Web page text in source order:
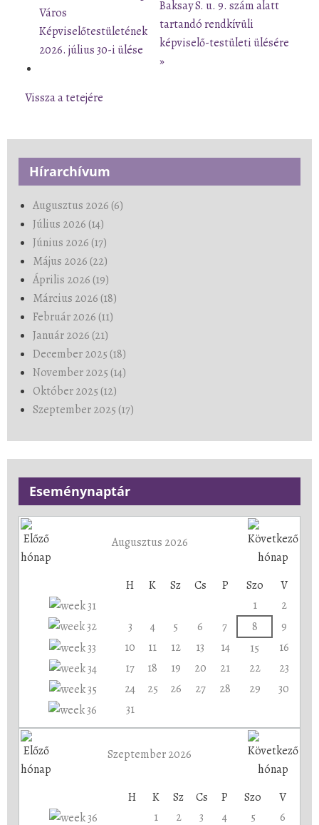
Város
Képviselőtestületének
2026. július 30-i ülése
Baksay S. u. 9. szám alatt
tartandó rendkívüli
képviselő-testületi ülésére
»
Vissza a tetejére
Hírarchívum
Augusztus 2026 (6)
Július 2026 (14)
Június 2026 (17)
Május 2026 (22)
Április 2026 (19)
Március 2026 (18)
Február 2026 (11)
Január 2026 (21)
December 2025 (18)
November 2025 (14)
Október 2025 (12)
Szeptember 2025 (17)
Eseménynaptár
Augusztus 2026
H K Sz Cs P Szo
V
1
2
3
4 5 6 7 8
9
10
11 12 13 14 15
16
17
18 19 20 21 22
23
24
25 26 27 28 29
30
31
Szeptember 2026
H K Sz Cs P Szo
V
1
2 3 4 5
6